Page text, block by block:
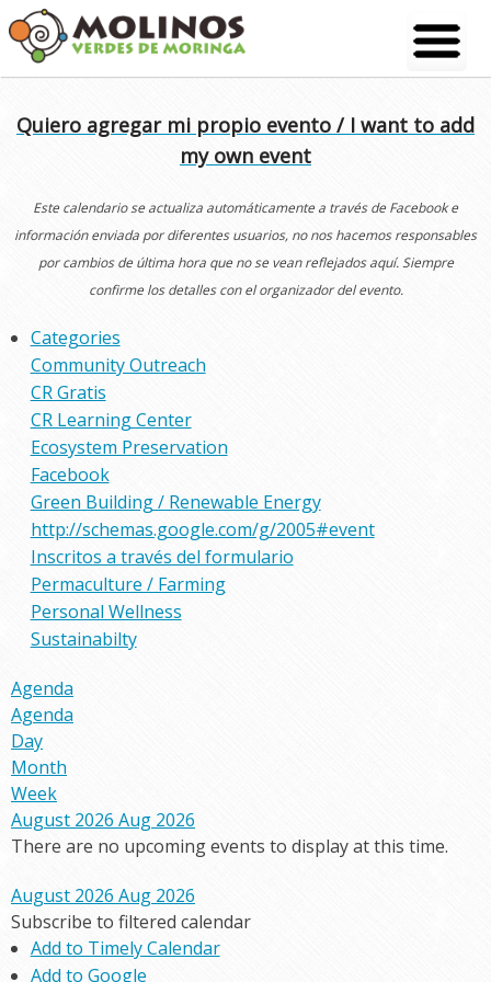
Skip
to
content
Quiero agregar mi propio evento / I want to add
my own event
Este calendario se actualiza automáticamente a través de Facebook e
información enviada por diferentes usuarios, no nos hacemos responsables
por cambios de última hora que no se vean reflejados aquí. Siempre
confirme los detalles con el organizador del evento.
Categories
Community Outreach
CR Gratis
CR Learning Center
Ecosystem Preservation
Facebook
Green Building / Renewable Energy
http://schemas.google.com/g/2005#event
Inscritos a través del formulario
Permaculture / Farming
Personal Wellness
Sustainabilty
Agenda
Agenda
Day
Month
Week
August 2026 Aug 2026
There are no upcoming events to display at this time.
August 2026 Aug 2026
Subscribe to filtered calendar
Add to Timely Calendar
Add to Google